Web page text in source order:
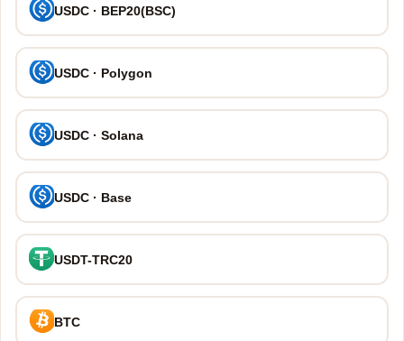
USDC · BEP20(BSC)
USDC · Polygon
USDC · Solana
USDC · Base
USDT-TRC20
BTC